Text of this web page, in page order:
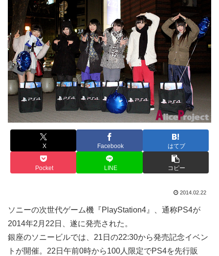
X Facebook はてブ
Pocket LINE コピー
2014.02.22
ソニーの次世代ゲーム機『PlayStation4』、通称PS4が
2014年2月22日、遂に発売された。
銀座のソニービルでは、21日の22:30から発売記念イベン
トが開催。22日午前0時から100人限定でPS4を先行販